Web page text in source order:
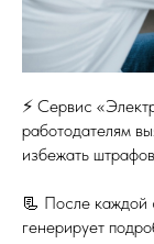
⚡️ Сервис
работодателям
избежать
📃 После каждой
генерирует